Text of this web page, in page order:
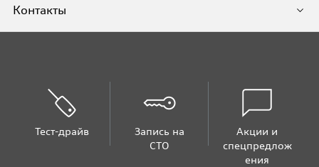
Контакты
Тест-драйв
Запись на
СТО
Акции и
спецпредлож
ения